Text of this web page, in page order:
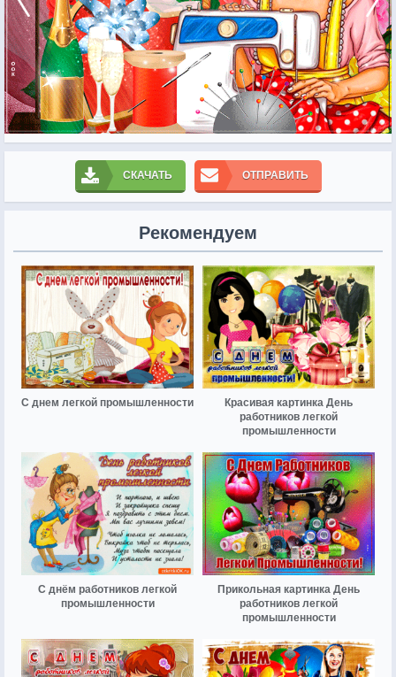
СКАЧАТЬ ОТПРАВИТЬ
Рекомендуем
С днем легкой промышленности
Красивая картинка День
работников легкой
промышленности
С днём работников легкой
промышленности
Прикольная картинка День
работников легкой
промышленности